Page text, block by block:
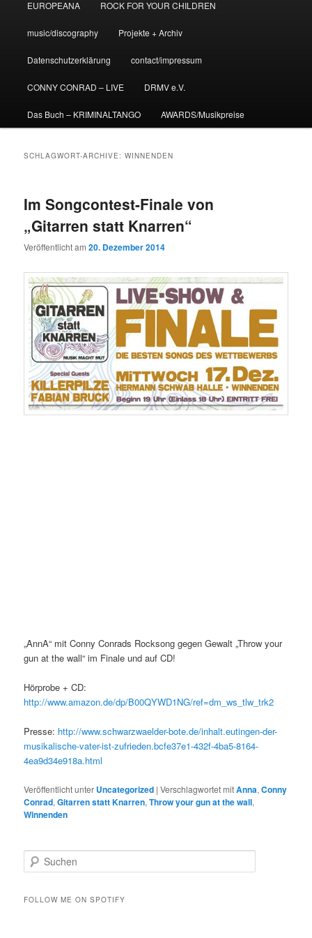
EUROPEANA ROCK FOR YOUR CHILDREN
music/discography Projekte + Archiv
Datenschutzerklärung contact/impressum
CONNY CONRAD – LIVE DRMV e.V.
Das Buch – KRIMINALTANGO AWARDS/Musikpreise
SCHLAGWORT-ARCHIVE:WINNENDEN
Im Songcontest-Finale von
„Gitarren statt Knarren“
Veröffentlicht am20. Dezember 2014
„AnnA“ mit Conny Conrads Rocksong gegen Gewalt „Throw your
gun at the wall“ im Finale und auf CD!
Hörprobe + CD:
http://www.amazon.de/dp/B00QYWD1NG/ref=dm_ws_tlw_trk2
Presse: http://www.schwarzwaelder-bote.de/inhalt.eutingen-der-
musikalische-vater-ist-zufrieden.bcfe37e1-432f-4ba5-8164-
4ea9d34e918a.html
Veröffentlicht unter Uncategorized |Verschlagwortet mitAnna,Conny
Conrad,Gitarren statt Knarren,Throw your gun at the wall,
Winnenden
u
h
FOLLOW ME ON SPOTIFY